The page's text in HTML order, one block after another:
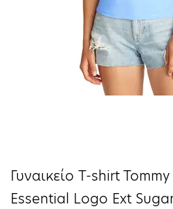
Γυναικείο T-shirt
Essential Logo Ext